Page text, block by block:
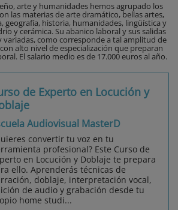
arte y humanidades hemos agrupado los
las materias de arte dramático, bellas artes,
geografía, historia, humanidades, lingüística y
y cerámica. Su abanico laboral y sus salidas
variadas, como corresponde a tal amplitud de
alto nivel de especialización que preparan
El salario medio es de 17.000 euros al año.
de Experto en Locución y
Audiovisual MasterD
convertir tu voz en tu
profesional? Este Curso de
en Locución y Doblaje te prepara
ello. Aprenderás técnicas de
doblaje, interpretación vocal,
de audio y grabación desde tu
home studi...